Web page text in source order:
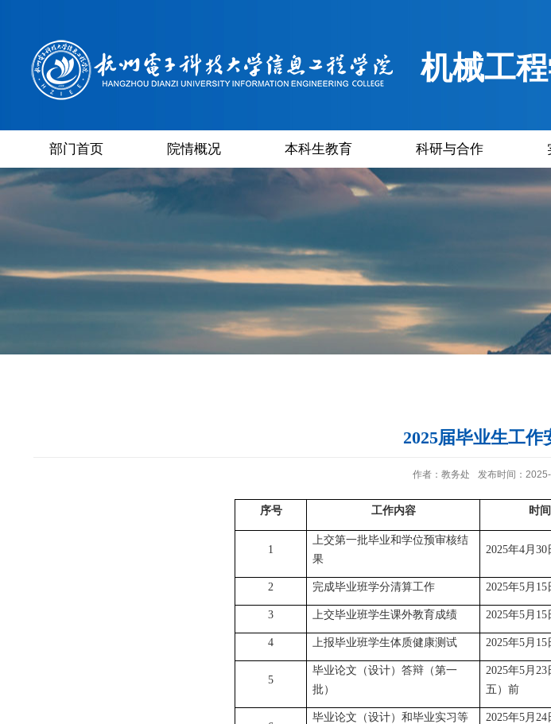
机械工
部门首页 院情概况 本科生教育 科研与合作
2025届毕业生工作
作者：教务处 发布时间：
序号 工作内容 时间
1
上交第一批毕业和学位预审核结
果
2025年4月30
2 完成毕业班学分清算工作 2025年5月15
3 上交毕业班学生课外教育成绩 2025年5月15
4 上报毕业班学生体质健康测试 2025年5月15
5
毕业论文（设计）答辩（第一
批）
2025年5月23
五）前
毕业论文（设计）和毕业实习等
2025年5月24